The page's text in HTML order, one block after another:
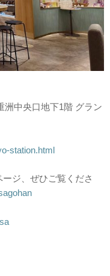
洲中央口地下1階 グラン
station.html
ジ、ぜひご覧くださ